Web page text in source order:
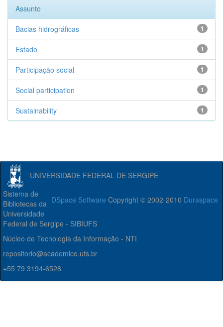
Assunto
1
Bacias hidrográficas
1
Estado
1
Participação social
1
Social participation
1
Sustainability
UNIVERSIDADE FEDERAL DE SERGIPE
DSpace Software Copyright © 2002-2010 Duraspace
Sistema de
Bibliotecas da
Universidade
Federal de Sergipe - SIBIUFS
Núcleo de Tecnologia da Informação - NTI
repositorio@academico.ufs.br
+55 79 3194-6528